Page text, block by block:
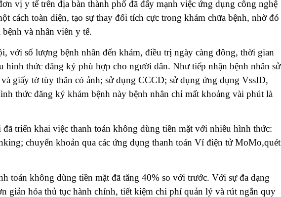
vị y tế trên địa bàn thành phố đã đẩy mạnh việc ứng dụng công nghệ
cách toàn diện, tạo sự thay đổi tích cực trong khám chữa bệnh, nhờ đó
và nhân viên y tế.
với số lượng bệnh nhân đến khám, điều trị ngày càng đông, thời gian
hình thức đăng ký phù hợp cho người dân. Như tiếp nhận bệnh nhân sử
giấy tờ tùy thân có ảnh; sử dụng CCCD; sử dụng ứng dụng VssID,
thức đăng ký khám bệnh này bệnh nhân chỉ mất khoảng vài phút là
triển khai việc thanh toán không dùng tiền mặt với nhiều hình thức:
chuyển khoản qua các ứng dụng thanh toán Ví điện tử MoMo,quét
toán không dùng tiền mặt đã tăng 40% so với trước. Với sự đa dạng
giản hóa thủ tục hành chính, tiết kiệm chi phí quản lý và rút ngắn quy